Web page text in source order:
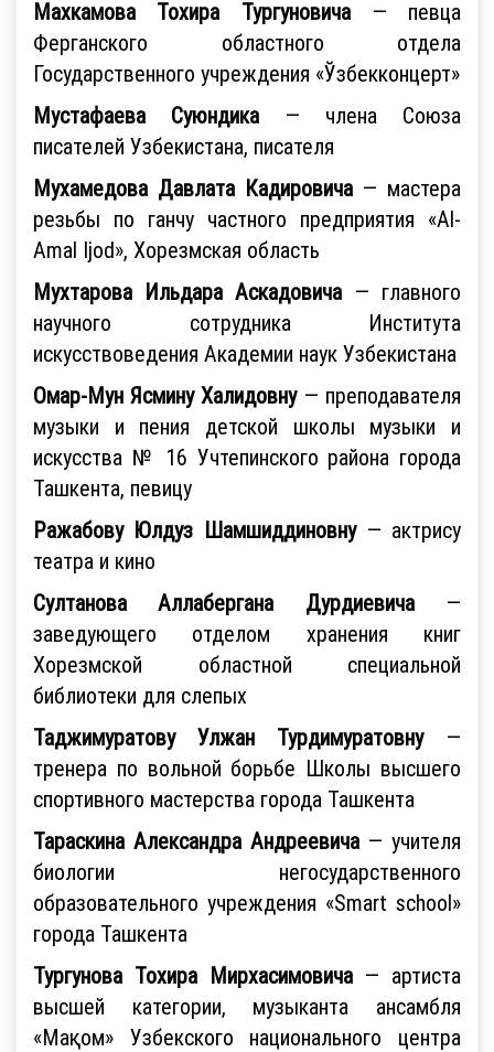
Махкамова Тохира Тургуновича— певца
Ферганского областного отдела
Государственного учреждения «Ўзбекконцерт»
Мустафаева Суюндика— члена Союза
писателей Узбекистана, писателя
Мухамедова Давлата Кадировича— мастера
резьбы по ганчу частного предприятия «Al-
Amal Ijod», Хорезмская область
Мухтарова Ильдара Аскадовича— главного
научного сотрудника Института
искусствоведения Академии наук Узбекистана
Омар-Мун Ясмину Халидовну — преподавателя
музыки и пения детской школы музыки и
искусства № 16 Учтепинского района города
Ташкента, певицу
Ражабову Юлдуз Шамшиддиновну— актрису
театра и кино
Султанова Аллабергана Дурдиевича—
заведующего отделом хранения книг
Хорезмской областной специальной
библиотеки для слепых
Таджимуратову Улжан Турдимуратовну—
тренера по вольной борьбе Школы высшего
спортивного мастерства города Ташкента
Тараскина Александра Андреевича— учителя
биологии негосударственного
образовательного учреждения «Smart school»
города Ташкента
Тургунова Тохира Мирхасимовича— артиста
высшей категории, музыканта ансамбля
«Мақом» Узбекского национального центра